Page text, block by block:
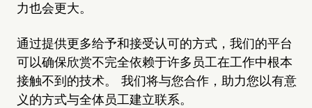
力也会更大。
通过提供更多给予和接受认可的方式，我们的平台
可以确保欣赏不完全依赖于许多员工在工作中根本
接触不到的技术。 我们将与您合作，助力您以有意
义的方式与全体员工建立联系。